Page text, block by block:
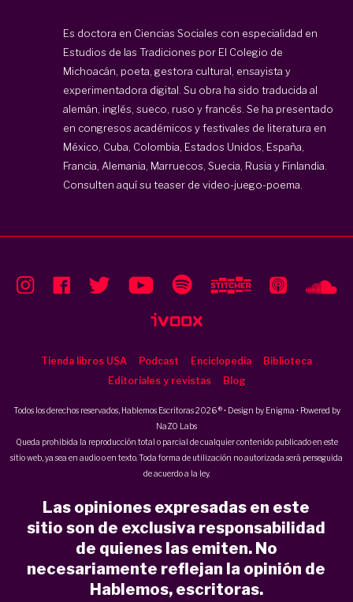
Es doctora en Ciencias Sociales con especialidad en
Estudios de las Tradiciones por El Colegio de
Michoacán, poeta, gestora cultural, ensayista y
experimentadora digital. Su obra ha sido traducida al
alemán, inglés, sueco, ruso y francés. Se ha presentado
en congresos académicos y festivales de literatura en
México, Cuba, Colombia, Estados Unidos, España,
Francia, Alemania, Marruecos, Suecia, Rusia y Finlandia.
Consulten aquísu teaser de video-juego-poema.
Tienda libros USA Podcast Enciclopedia
Biblioteca
Editoriales y revistas
Blog
Todos los derechos reservados, Hablemos Escritoras 2026 ® • Design by Enigma • Powered by
NaZO Labs
Queda prohibida la reproducción total o parcial de cualquier contenido publicado en este
sitio web, ya sea en audio o en texto. Toda forma de utilización no autorizada será perseguida
de acuerdo a la ley.
Las opiniones expresadas en este
sitio son de exclusiva responsabilidad
de quienes las emiten. No
necesariamente reflejan la opinión de
Hablemos, escritoras.